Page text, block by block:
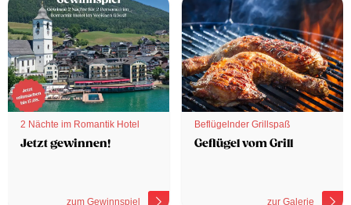
2 Nächte im Romantik Hotel
Jetzt gewinnen!
zum Gewinnspiel
Beflügelnder Grillspaß
Geflügel vom Grill
zur Galerie